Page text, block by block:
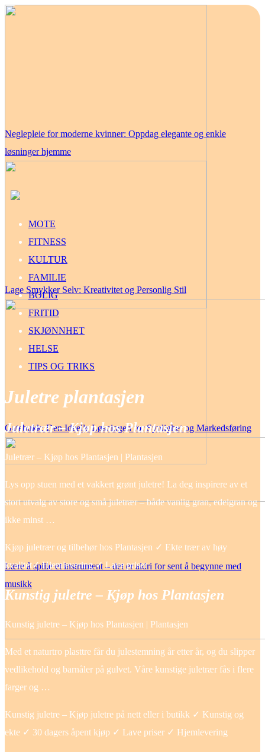
Neglepleie for moderne kvinner: Oppdag elegante og enkle
løsninger hjemme
Lage Smykker Selv: Kreativitet og Personlig Stil
Gatebukk: Den Ideelle Løsningen for Synlighet og Markedsføring
Lære å spille et instrument – det er aldri for sent å begynne med
musikk
MOTE
FITNESS
KULTUR
FAMILIE
BOLIG
FRITID
SKJØNNHET
HELSE
TIPS OG TRIKS
Juletre plantasjen
Juletrær – Kjøp hos Plantasjen
Juletrær – Kjøp hos Plantasjen | Plantasjen
Lys opp stuen med et vakkert grønt juletre! La deg inspirere av et
stort utvalg av store og små juletrær – både vanlig gran, edelgran og
ikke minst …
Kjøp juletrær og tilbehør hos Plantasjen ✓ Ekte trær av høy
kvalitet✓ Hjemlevering ✓ Lave priser
Kunstig juletre – Kjøp hos Plantasjen
Kunstig juletre – Kjøp hos Plantasjen | Plantasjen
Med et naturtro plasttre får du julestemning år etter år, og du slipper
vedlikehold og barnåler på gulvet. Våre kunstige juletrær fås i flere
farger og …
Kunstig juletre – Kjøp juletre på nett eller i butikk ✓ Kunstig og
ekte ✓ 30 dagers åpent kjøp ✓ Lave priser ✓ Hjemlevering